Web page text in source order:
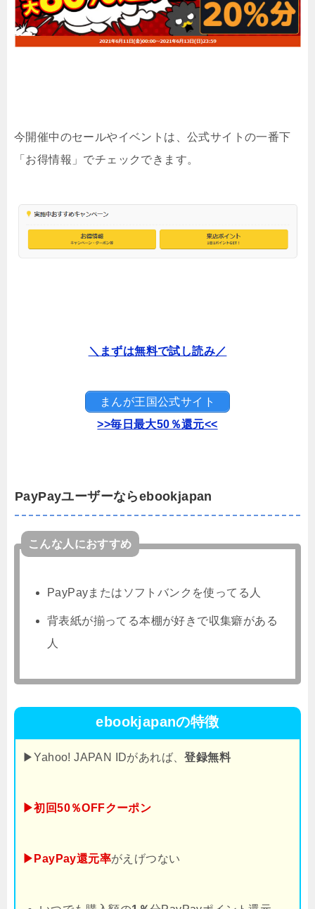
今開催中のセールやイベントは、公式サイトの一番下
「お得情報」でチェックできます。
＼まずは無料で試し読み／
まんが王国公式サイト
>>毎日最大50％還元<<
PayPayユーザーならebookjapan
こんな人におすすめ
PayPayまたはソフトバンクを使ってる人
背表紙が揃ってる本棚が好きで収集癖がある
人
ebookjapanの特徴
▶Yahoo! JAPAN IDがあれば、登録無料
▶初回50％OFFクーポン
▶PayPay還元率がえげつない